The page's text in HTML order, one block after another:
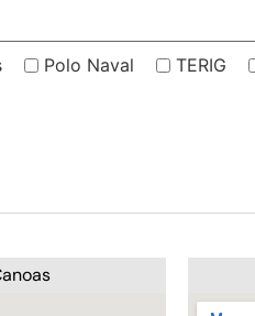
Polo Naval TERIG